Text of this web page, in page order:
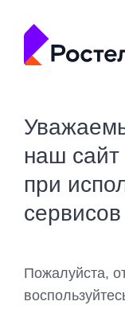
наш сайт
при
сервисов
Пожалуйста,